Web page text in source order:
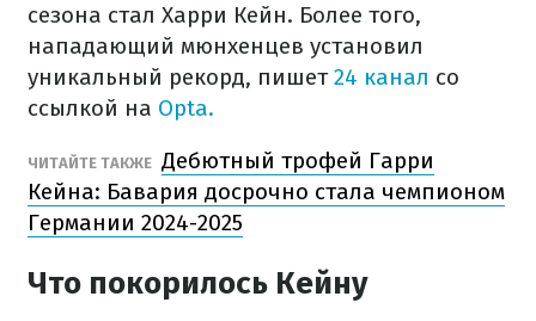
сезона стал Харри Кейн. Более того,
нападающий мюнхенцев установил
уникальный рекорд, пишет24 канал со
ссылкой на Opta.
ЧИТАЙТЕ ТАКЖЕ Дебютный трофей Гарри
Кейна: Бавария досрочно стала чемпионом
Германии 2024-2025
Что покорилось Кейну